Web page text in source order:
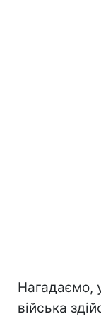
Нагадаємо,
війська